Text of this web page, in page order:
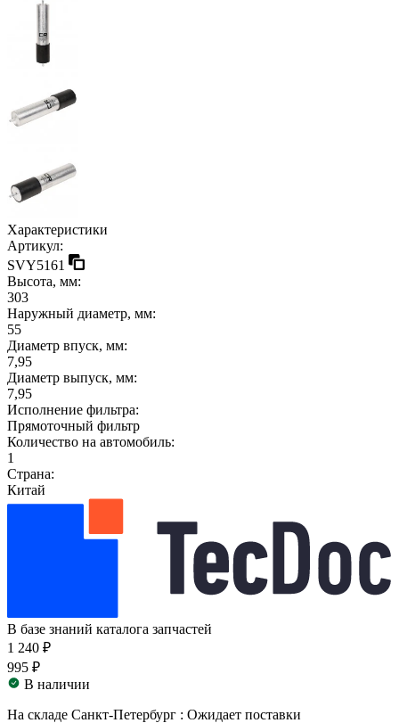
Характеристики
Артикул:
SVY5161
Высота, мм:
303
Наружный диаметр, мм:
55
Диаметр впуск, мм:
7,95
Диаметр выпуск, мм:
7,95
Исполнение фильтра:
Прямоточный фильтр
Количество на автомобиль:
1
Страна:
Китай
В базе знаний каталога запчастей
1 240 ₽
995 ₽
В наличии
На складе Санкт-Петербург : Ожидает поставки